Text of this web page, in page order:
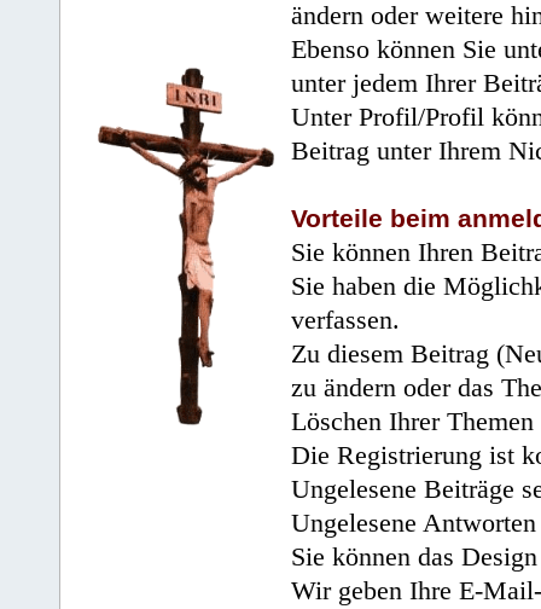
ändern oder weitere
Ebenso können Sie
unter jedem Ihrer
Unter Profil/Profil
Beitrag unter Ihrem
Vorteile beim
Sie können Ihren
Sie haben die
verfassen.
Zu diesem Beitrag
zu ändern oder das
Löschen Ihrer
Die Registrierung ist
Ungelesene Beiträge
Ungelesene
Sie können das
Wir geben Ihre E-